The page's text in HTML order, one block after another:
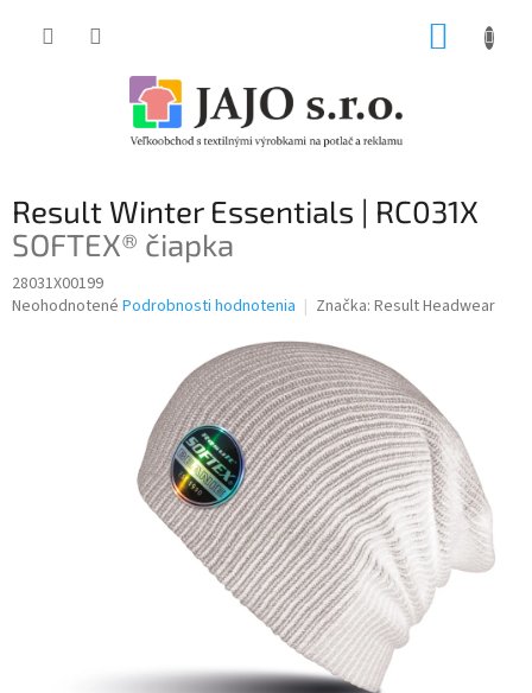
Result Winter Essentials | RC031X
SOFTEX® čiapka
28031X00199
Priemerné
Neohodnotené Podrobnosti hodnotenia Značka: Result Headwear